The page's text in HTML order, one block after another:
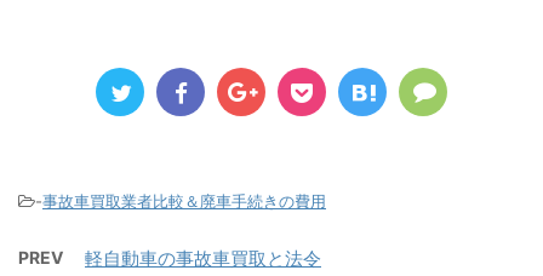
-事故車買取業者比較＆廃車手続きの費用
PREV 軽自動車の事故車買取と法令